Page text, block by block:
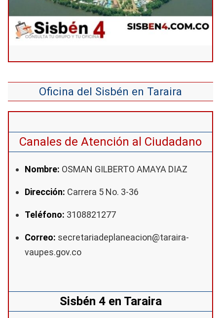
Oficina del Sisbén en Taraira
Canales de Atención al Ciudadano
Nombre: OSMAN GILBERTO AMAYA DIAZ
Dirección: Carrera 5 No. 3-36
Teléfono: 3108821277
Correo: secretariadeplaneacion@taraira-
vaupes.gov.co
Sisbén 4 en Taraira